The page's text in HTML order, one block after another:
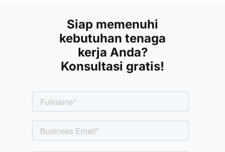
Siap memenuhi
kebutuhan tenaga
kerja Anda?
Konsultasi gratis!